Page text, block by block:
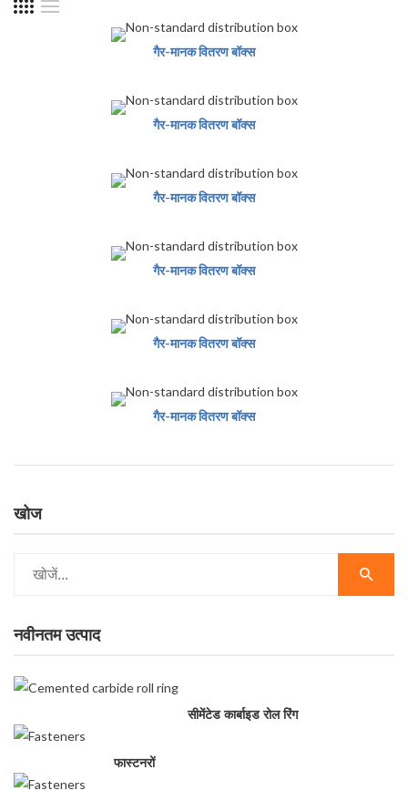
खोज
नवीनतम उत्पाद
सीमेंटेड कार्बाइड रोल रिंग
फास्टनरों
गैर-मानक वितरण बॉक्स
गैर-मानक वितरण बॉक्स
गैर-मानक वितरण बॉक्स
गैर-मानक वितरण बॉक्स
गैर-मानक वितरण बॉक्स
गैर-मानक वितरण बॉक्स